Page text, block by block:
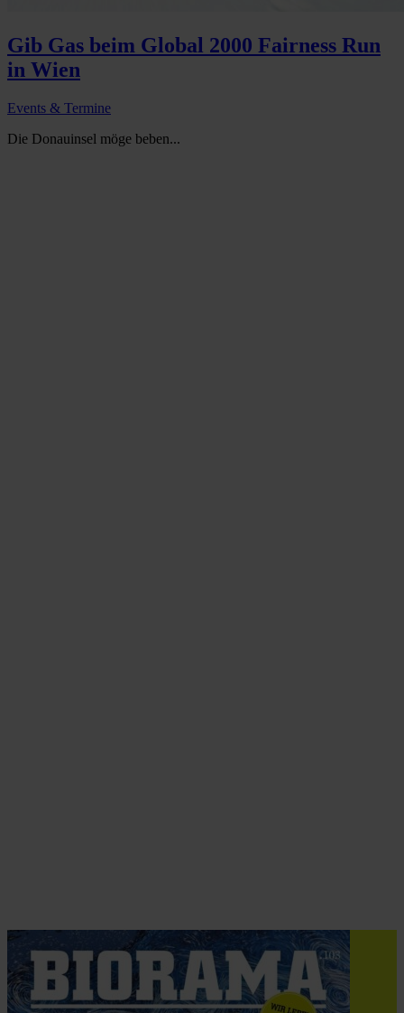
Gib Gas beim Global 2000 Fairness Run
in Wien
Events & Termine
Die Donauinsel möge beben...